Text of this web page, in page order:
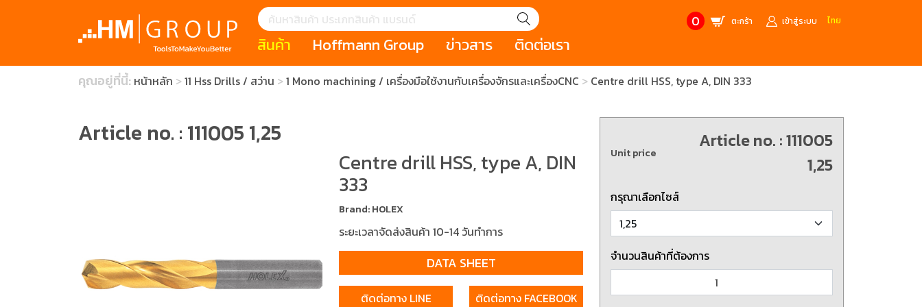
0 ตะกร้า เข้าสู่ระบบ ไทย
สินค้า
แนะนำ
กระดาษอุตสาหกรรม
มีดคัตเตอร์นิรภัย (safety cutter)
สินค้าประเภทประแจ
สินค้าราคาพิเศษจากแบรนด์ PB
Swiss Tool
เครื่องมือที่ไม่ก่อให้เกิดประกายไฟ
(Non-sparking tools)
(ESD)
เครื่องมือสำหรับการทำงานในที่สูง
เครื่องมือสำหรับช่างยนต์ (
Mechanic Tools)
เครื่องมือสำหรับช่างไฟฟ้า
(Electrician Tool)
ATORN
ประเภท
1 Mono machining / เครื่องมือใช้
2 Modular machining / ชุด
3 Clamping technology /
Hoffmann Group
HOFFMANN GROUP STORY HOLEX GARANT
MANUFACTURE’S BRANDS
ข่าวสาร
บทความ เหตุการณ์ Salespage
CONTACT US
ติดต่อเรา
คุณอยู่ที่นี้: หน้าหลัก 11 Hss Drills / สว่าน 1 Mono machining / เครื่องมือใช้งานกับเครื่องจักรและเครื่องCNC Centre drill HSS, type A, DIN 333
Article no. : 111005 1,25
Centre drill HSS, type A, DIN
333
Brand: HOLEX
ระยะเวลาจัดส่งสินค้า 10-14 วันทำการ
DATA SHEET
ติดต่อทาง LINE ติดต่อทาง FACEBOOK
Unit price
Article no. : 111005
1,25
กรุณาเลือกไซส์
จำนวนสินค้าที่ต้องการ